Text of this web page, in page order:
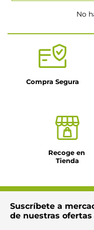
No
Compra Segura
Recoge en
Tienda
Suscríbete a
de nuestras